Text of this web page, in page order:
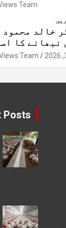
Team
خالد
نبھانے کا
Team
Posts